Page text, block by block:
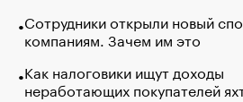
Сотрудники открыли новый
компаниям. Зачем им это
Как налоговики ищут доходы
неработающих покупателей